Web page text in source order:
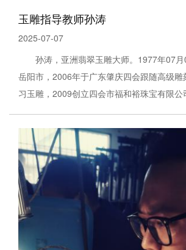
玉雕指导教师孙涛
2025-07-07
孙涛，亚洲翡翠玉雕大师。1977年07
岳阳市，2006年于广东肇庆四会跟随高级
习玉雕，2009创立四会市福和裕珠宝有限公